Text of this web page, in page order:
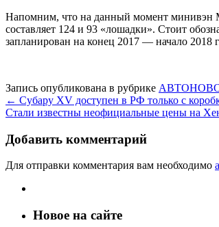
Напомним, что на данный момент минивэн
составляет 124 и 93 «лошадки». Стоит
запланирован на конец 2017 — начало 2018
Запись опубликована в рубрике
← Субару XV доступен в РФ только с
Стали известны неофициальные цены на
Добавить комментарий
Для отправки комментария вам необходимо
Новое на сайте